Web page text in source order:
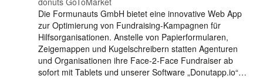
Die Formunauts GmbH bietet eine innovative Web App
zur Optimierung von Fundraising-Kampagnen für
Hilfsorganisationen. Anstelle von Papierformularen,
Zeigemappen und Kugelschreibern statten Agenturen
und Organisationen ihre Face-2-Face Fundraiser ab
sofort mit Tablets und unserer Software „Donutapp.io“…